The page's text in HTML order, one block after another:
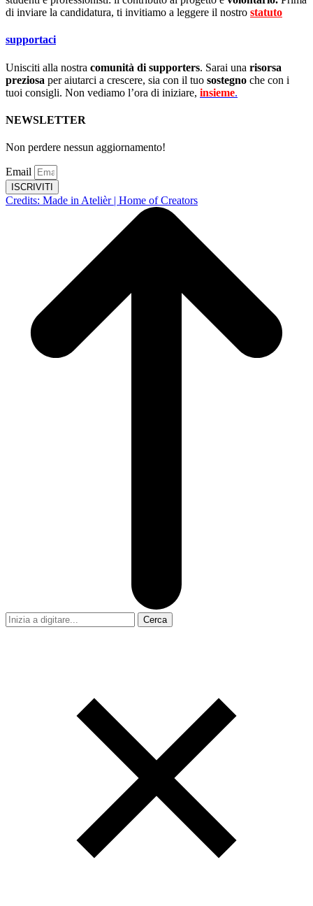
di inviare la candidatura, ti invitiamo a leggere il nostro statuto
supportaci
Unisciti alla nostra comunità di supporters. Sarai una risorsa
preziosa per aiutarci a crescere, sia con il tuo sostegno che con i
tuoi consigli. Non vediamo l’ora di iniziare, insieme.
NEWSLETTER
Non perdere nessun aggiornamento!
Email
ISCRIVITI
Credits: Made in Atelièr | Home of Creators
Cerca